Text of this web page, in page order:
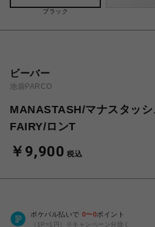
ブラック
ビーバー
池袋PARCO
MANASTASH/マナスタッ
FAIRY/ロンT
￥9,900 税込
ポケパル払いで 0〜0ポイント
（1P=1円）※キャンペーン分除く